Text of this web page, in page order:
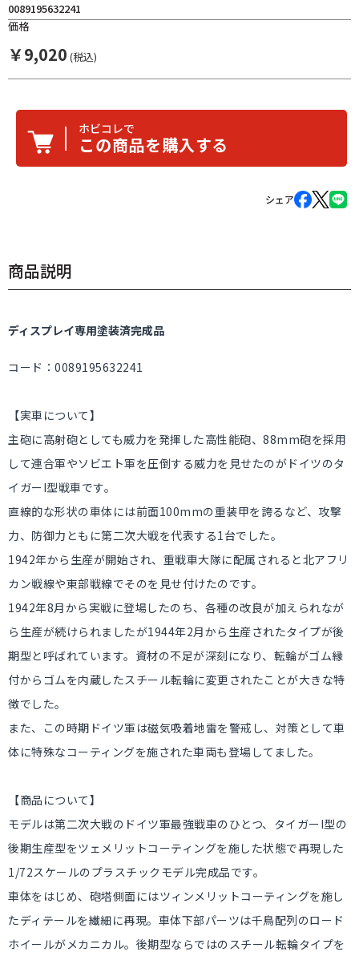
0089195632241
価格
￥9,020 (税込)
ホビコレで
この商品を購入する
シェア
商品説明
ディスプレイ専用塗装済完成品
コード：0089195632241
【実車について】
主砲に高射砲としても威力を発揮した高性能砲、88mm砲を採用
して連合軍やソビエト軍を圧倒する威力を見せたのがドイツのタ
イガーI型戦車です。
直線的な形状の車体には前面100mmの重装甲を誇るなど、攻撃
力、防御力ともに第二次大戦を代表する1台でした。
1942年から生産が開始され、重戦車大隊に配属されると北アフリ
カン戦線や東部戦線でそのを見せ付けたのです。
1942年8月から実戦に登場したのち、各種の改良が加えられなが
ら生産が続けられましたが1944年2月から生産されたタイプが後
期型と呼ばれています。資材の不足が深刻になり、転輪がゴム縁
付からゴムを内蔵したスチール転輪に変更されたことが大きな特
徴でした。
また、この時期ドイツ軍は磁気吸着地雷を警戒し、対策として車
体に特殊なコーティングを施された車両も登場してました。
【商品について】
モデルは第二次大戦のドイツ軍最強戦車のひとつ、タイガーI型の
後期生産型をツェメリットコーティングを施した状態で再現した
1/72スケールのプラスチックモデル完成品です。
車体をはじめ、砲塔側面にはツィンメリットコーティングを施し
たディテールを繊細に再現。車体下部パーツは千鳥配列のロード
ホイールがメカニカル。後期型ならではのスチール転輪タイプを